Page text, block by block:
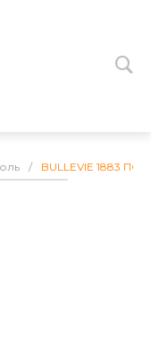
/ BULLEVIE 1883